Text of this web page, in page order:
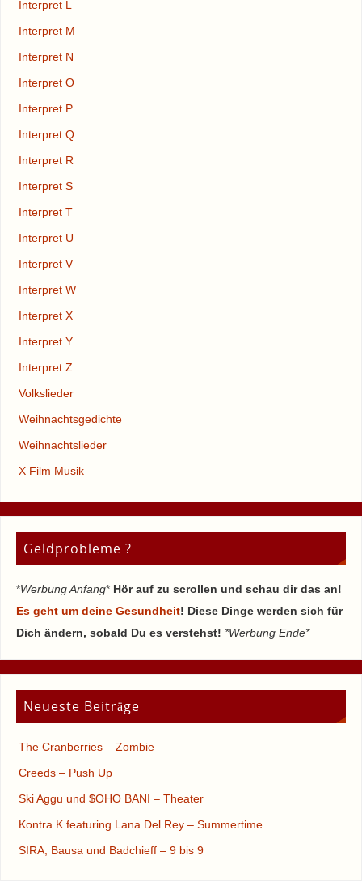
Interpret L
Interpret M
Interpret N
Interpret O
Interpret P
Interpret Q
Interpret R
Interpret S
Interpret T
Interpret U
Interpret V
Interpret W
Interpret X
Interpret Y
Interpret Z
Volkslieder
Weihnachtsgedichte
Weihnachtslieder
X Film Musik
Geldprobleme ?
*Werbung Anfang* Hör auf zu scrollen und schau dir das an!
Es geht um deine Gesundheit! Diese Dinge werden sich für
Dich ändern, sobald Du es verstehst! *Werbung Ende*
Neueste Beiträge
The Cranberries – Zombie
Creeds – Push Up
Ski Aggu und $OHO BANI – Theater
Kontra K featuring Lana Del Rey – Summertime
SIRA, Bausa und Badchieff – 9 bis 9